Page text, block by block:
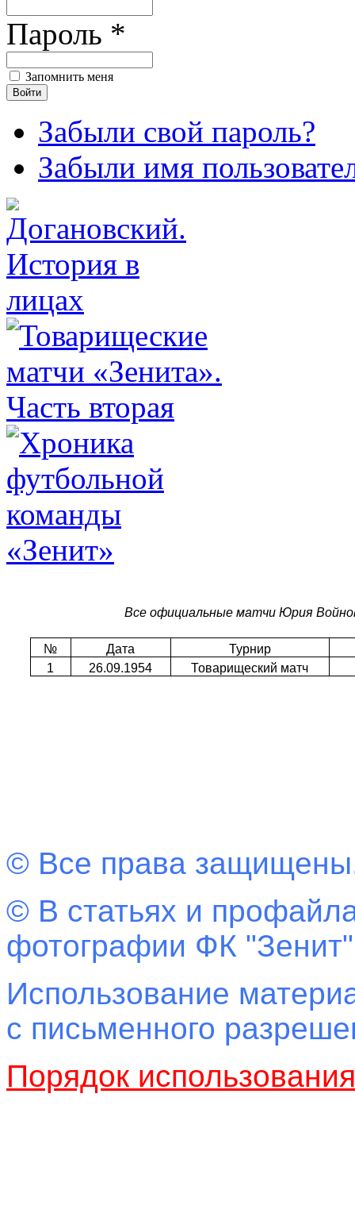
Пароль *
Запомнить меня
Забыли свой пароль?
Забыли имя
Все официальные матчи Юрия
№ Дата
Турнир
1
26.09.1954 Товарищеский матч
© Все права
© В статьях и
фотографии ФК
Использование
с письменного
Порядок